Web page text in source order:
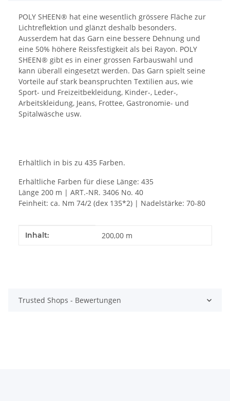
POLY SHEEN® hat eine wesentlich grössere Fläche zur
Lichtreflektion und glänzt deshalb besonders.
Ausserdem hat das Garn eine bessere Dehnung und
eine 50% höhere Reissfestigkeit als bei Rayon. POLY
SHEEN® gibt es in einer grossen Farbauswahl und
kann überall eingesetzt werden. Das Garn spielt seine
Vorteile auf stark beanspruchten Textilien aus, wie
Sport- und Freizeitbekleidung, Kinder-, Leder-,
Arbeitskleidung, Jeans, Frottee, Gastronomie- und
Spitalwäsche usw.
Erhältlich in bis zu 435 Farben.
Erhältliche Farben für diese Länge: 435
Länge 200 m | ART.-NR. 3406 No. 40
Feinheit: ca. Nm 74/2 (dex 135*2) | Nadelstärke: 70-80
Produkteigenschaft
Wert
Inhalt: 200,00 m
Trusted Shops - Bewertungen